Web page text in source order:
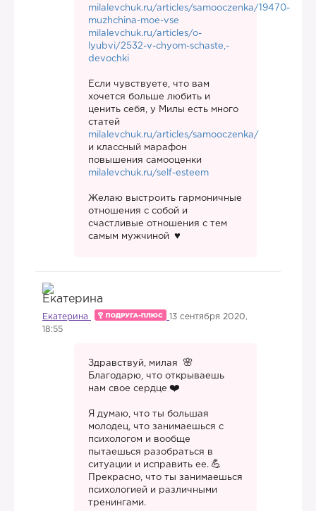
milalevchuk.ru/articles/samooczenka/19470-
muzhchina-moe-vse
milalevchuk.ru/articles/o-
lyubvi/2532-v-chyom-schaste,-
devochki
Если чувствуете, что вам
хочется больше любить и
ценить себя, у Милы есть много
статей
milalevchuk.ru/articles/samooczenka/
и классный марафон
повышения самооценки
milalevchuk.ru/self-esteem
Желаю выстроить гармоничные
отношения с собой и
счастливые отношения с тем
самым мужчиной
Екатерина
13 сентября 2020,
18:55
Здравствуй, милая
Благодарю, что открываешь
нам свое сердце
Я думаю, что ты большая
молодец, что занимаешься с
психологом и вообще
пытаешься разобраться в
ситуации и исправить ее.
Прекрасно, что ты занимаешься
психологией и различными
тренингами.